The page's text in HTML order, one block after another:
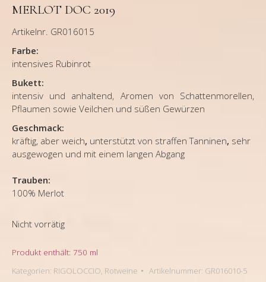
MERLOT DOC 2019
Artikelnr. GR016015
Farbe:
intensives Rubinrot
Bukett:
intensiv und anhaltend, Aromen von Schattenmorellen,
Pflaumen sowie Veilchen und süßen Gewürzen
Geschmack:
kräftig, aber weich, unterstützt von straffen Tanninen, sehr
ausgewogen und mit einem langen Abgang
Trauben:
100% Merlot
Nicht vorrätig
Produkt enthält: 750 ml
Kategorien: RIGOLOCCIO, Rotweine Artikelnummer: GR016010-5